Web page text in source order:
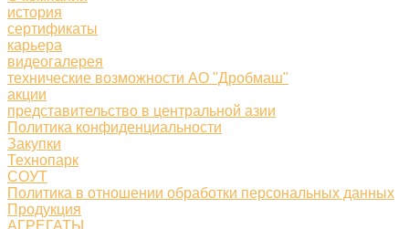
история
сертификаты
карьера
видеогалерея
технические возможности АО "Дробмаш"
акции
представительство в центральной азии
Политика конфиденциальности
Закупки
Технопарк
СОУТ
Политика в отношении обработки персональных данных
Продукция
АГРЕГАТЫ